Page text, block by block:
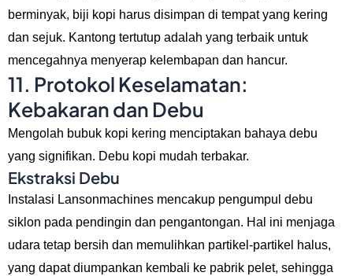
berminyak, biji kopi harus disimpan di tempat yang kering
dan sejuk. Kantong tertutup adalah yang terbaik untuk
mencegahnya menyerap kelembapan dan hancur.
11. Protokol Keselamatan:
Kebakaran dan Debu
Mengolah bubuk kopi kering menciptakan bahaya debu
yang signifikan. Debu kopi mudah terbakar.
Ekstraksi Debu
Instalasi Lansonmachines mencakup pengumpul debu
siklon pada pendingin dan pengantongan. Hal ini menjaga
udara tetap bersih dan memulihkan partikel-partikel halus,
yang dapat diumpankan kembali ke pabrik pelet, sehingga